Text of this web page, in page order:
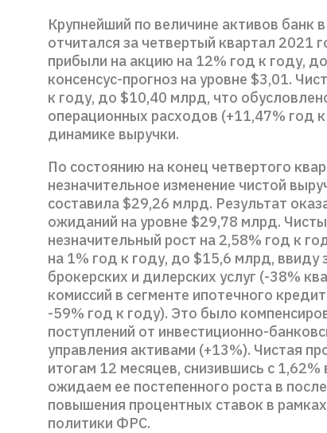
Крупнейший по величине активов банк
отчитался за четвертый квартал 2021
прибыли на акцию на 12% год к году,
консенсус-прогноз на уровне $3,01.
к году, до $10,40 млрд, что
операционных расходов (+11,47% год
динамике выручки.
По состоянию на конец четвертого
незначительное изменение чистой
составила $29,26 млрд. Результат
ожиданий на уровне $29,78 млрд.
незначительный рост на 2,58% год к
на 1% год к году, до $15,6 млрд,
брокерских и дилерских услуг (-38%
комиссий в сегменте ипотечного
-59% год к году). Это было
поступлений от инвестиционно-
управления активами (+13%). Чистая
итогам 12 месяцев, снизившись с
ожидаем ее постепенного роста в
повышения процентных ставок в
политики ФРС.